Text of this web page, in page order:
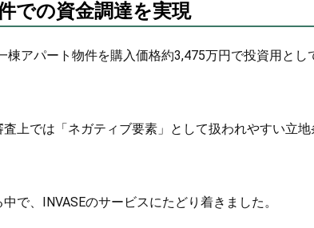
での資金調達を実現
アパート物件を購入価格約3,475万円で投資用とし
上では「ネガティブ要素」として扱われやすい立地
で、INVASEのサービスにたどり着きました。